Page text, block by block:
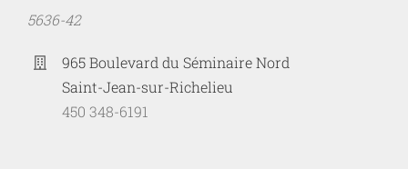
5636-42
965 Boulevard du Séminaire Nord
Saint-Jean-sur-Richelieu
450 348-6191